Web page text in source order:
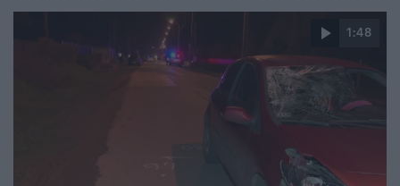
1:48